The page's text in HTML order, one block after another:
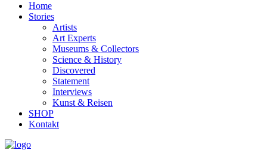
Home
Stories
Artists
Art Experts
Museums & Collectors
Science & History
Discovered
Statement
Interviews
Kunst & Reisen
SHOP
Kontakt